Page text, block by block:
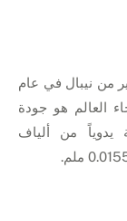
من نيبال في عام
العالم هو جودة
يدوياً من ألياف